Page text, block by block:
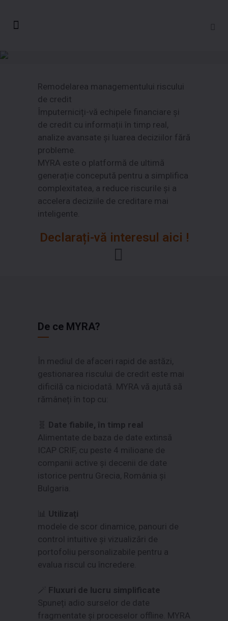
Remodelarea managementului riscului
de credit
Împuterniciți-vă echipele financiare și
de credit cu informații în timp real,
analize avansate și luarea deciziilor fără
probleme.
MYRA este o platformă de ultimă
generație concepută pentru a simplifica
complexitatea, a reduce riscurile și a
accelera deciziile de creditare mai
inteligente.
Declarați-vă interesul aici !
De ce MYRA?
În mediul de afaceri rapid de astăzi,
gestionarea riscului de credit este mai
dificilă ca niciodată. MYRA vă ajută să
rămâneți în top cu:
Date fiabile, în timp real
Alimentate de baza de date extinsă
ICAP CRIF, cu peste 4 milioane de
companii active și decenii de date
istorice pentru Grecia, România și
Bulgaria.
📊 Utilizați
modele de scor dinamice, panouri de
control intuitive și vizualizări de
portofoliu personalizabile pentru a
evalua riscul cu încredere.
🪄 Fluxuri de lucru simplificate
Spuneți adio surselor de date
fragmentate și proceselor offline. MYRA